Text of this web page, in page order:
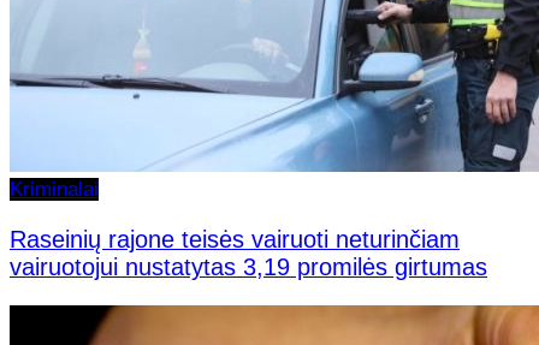
Kriminalai
Raseinių rajone teisės vairuoti neturinčiam
vairuotojui nustatytas 3,19 promilės girtumas